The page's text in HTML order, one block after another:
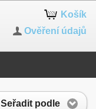
Košík
Ověření údajů
Seřadit podle